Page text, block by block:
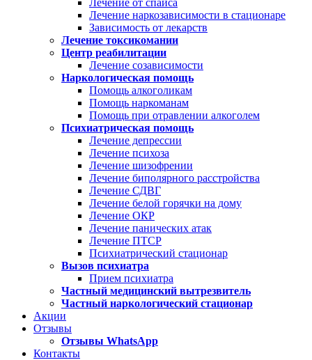
Лечение от спайса
Лечение наркозависимости в стационаре
Зависимость от лекарств
Лечение токсикомании
Центр реабилитации
Лечение созависимости
Наркологическая помощь
Помощь алкоголикам
Помощь наркоманам
Помощь при отравлении алкоголем
Психиатрическая помощь
Лечение депрессии
Лечение психоза
Лечение шизофрении
Лечение биполярного расстройства
Лечение СДВГ
Лечение белой горячки на дому
Лечение ОКР
Лечение панических атак
Лечение ПТСР
Психиатрический стационар
Вызов психиатра
Прием психиатра
Частный медицинский вытрезвитель
Частный наркологический стационар
Акции
Отзывы
Отзывы WhatsApp
Контакты